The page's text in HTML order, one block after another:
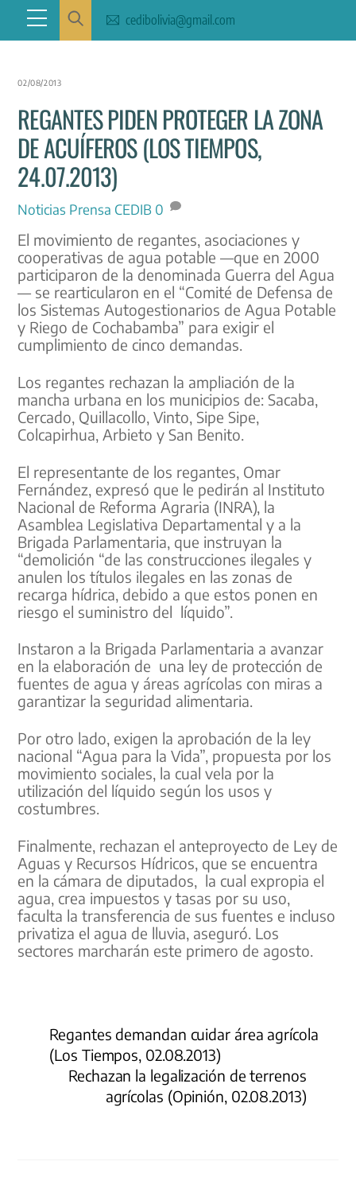
content
Menu cedibolivia@gmail.com
02/08/2013
REGANTES PIDEN PROTEGER LA ZONA
DE ACUÍFEROS (LOS TIEMPOS,
24.07.2013)
Noticias Prensa CEDIB 0
El movimiento de regantes, asociaciones y
cooperativas de agua potable —que en 2000
participaron de la denominada Guerra del Agua
— se rearticularon en el “Comité de Defensa de
los Sistemas Autogestionarios de Agua Potable
y Riego de Cochabamba” para exigir el
cumplimiento de cinco demandas.
Los regantes rechazan la ampliación de la
mancha urbana en los municipios de: Sacaba,
Cercado, Quillacollo, Vinto, Sipe Sipe,
Colcapirhua, Arbieto y San Benito.
El representante de los regantes, Omar
Fernández, expresó que le pedirán al Instituto
Nacional de Reforma Agraria (INRA), la
Asamblea Legislativa Departamental y a la
Brigada Parlamentaria, que instruyan la
“demolición “de las construcciones ilegales y
anulen los títulos ilegales en las zonas de
recarga hídrica, debido a que estos ponen en
riesgo el suministro del líquido”.
Instaron a la Brigada Parlamentaria a avanzar
en la elaboración de una ley de protección de
fuentes de agua y áreas agrícolas con miras a
garantizar la seguridad alimentaria.
Por otro lado, exigen la aprobación de la ley
nacional “Agua para la Vida”, propuesta por los
movimiento sociales, la cual vela por la
utilización del líquido según los usos y
costumbres.
Finalmente, rechazan el anteproyecto de Ley de
Aguas y Recursos Hídricos, que se encuentra
en la cámara de diputados, la cual expropia el
agua, crea impuestos y tasas por su uso,
faculta la transferencia de sus fuentes e incluso
privatiza el agua de lluvia, aseguró. Los
sectores marcharán este primero de agosto.
Regantes demandan cuidar área agrícola
(Los Tiempos, 02.08.2013)
Rechazan la legalización de terrenos
agrícolas (Opinión, 02.08.2013)